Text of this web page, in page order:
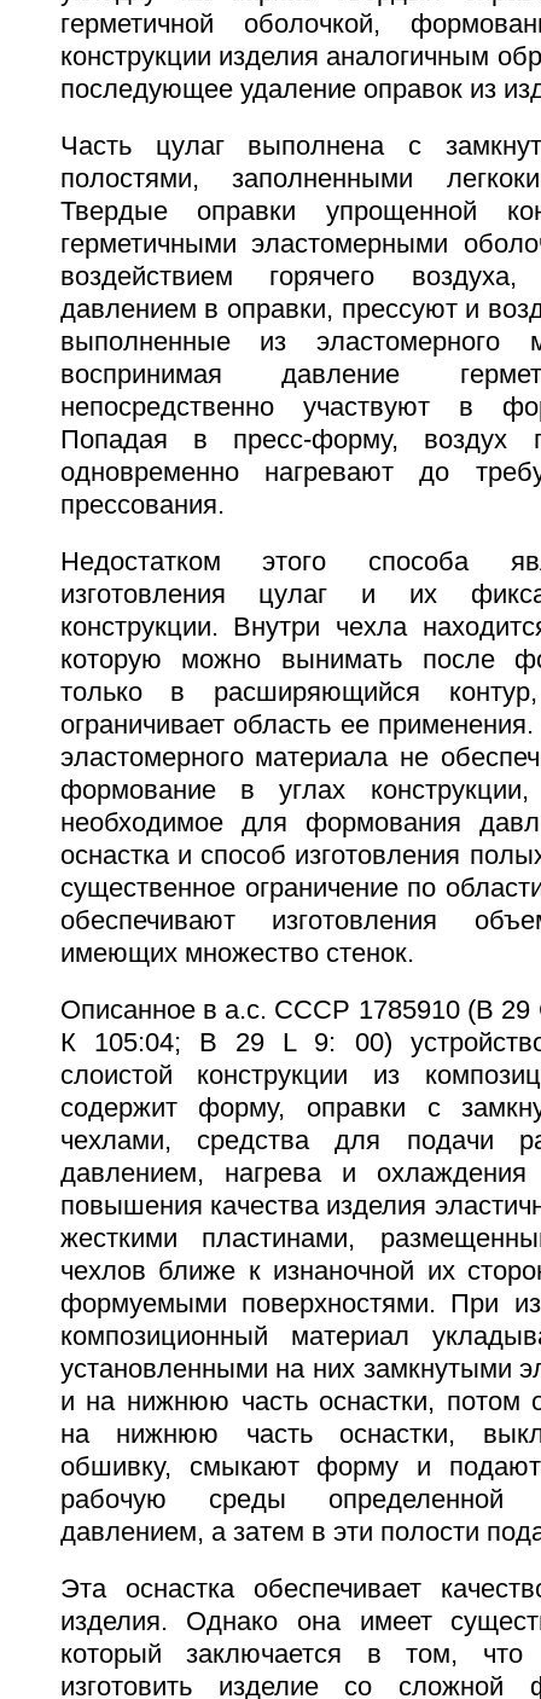
герметичной оболочкой,
конструкции изделия аналогичным
последующее удаление оправок из
Часть цулаг выполнена с
полостями, заполненными
Твердые оправки упрощенной
герметичными эластомерными
воздействием горячего
давлением в оправки, прессуют и
выполненные из эластомерного
воспринимая давление
непосредственно участвуют в
Попадая в пресс-форму, воздух
одновременно нагревают до
прессования.
Недостатком этого способа
изготовления цулаг и их
конструкции. Внутри чехла
которую можно вынимать после
только в расширяющийся
ограничивает область ее
эластомерного материала не
формование в углах
необходимое для формования
оснастка и способ изготовления
существенное ограничение по
обеспечивают изготовления
имеющих множество стенок.
Описанное в а.с. СССР 1785910 (В 29
К 105:04; B 29 L 9: 00)
слоистой конструкции из
содержит форму, оправки с
чехлами, средства для подачи
давлением, нагрева и
повышения качества изделия
жесткими пластинами,
чехлов ближе к изнаночной их
формуемыми поверхностями. При
композиционный материал
установленными на них замкнутыми
и на нижнюю часть оснастки, потом
на нижнюю часть оснастки,
обшивку, смыкают форму и
рабочую среды определенной
давлением, а затем в эти полости
Эта оснастка обеспечивает
изделия. Однако она имеет
который заключается в том,
изготовить изделие со сложной